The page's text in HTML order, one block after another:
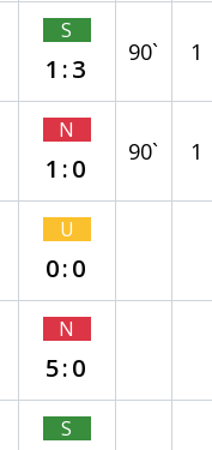
S
1:3
90` 1
N
1:0
90` 1
U
0:0
N
5:0
S